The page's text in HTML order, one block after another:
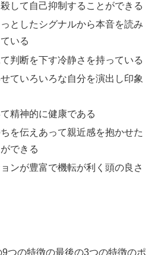
して自己抑制することができる
としたシグナルから本音を読み
いる
判断を下す冷静さを持っている
ていろいろな自分を演出し印象
精神的に健康である
を伝えあって親近感を抱かせた
できる
ンが豊富で機転が利く頭の良さ
つの特徴の最後の3つの特徴のポ